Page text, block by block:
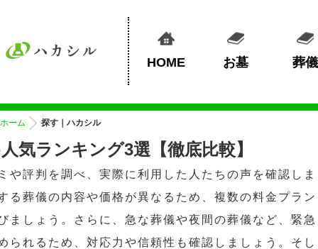
HOME お墓 葬儀
ホーム 探す｜ハカシル
気ランキング3選【徹底比較】
や評判を調べ、実際に利用した人たちの声を確認しま
る葬儀の内容や価格が異なるため、複数の料金プラン
ましょう。さらに、急な葬儀や夜間の葬儀など、緊急
られるため、対応力や信頼性も確認しましょう。そし